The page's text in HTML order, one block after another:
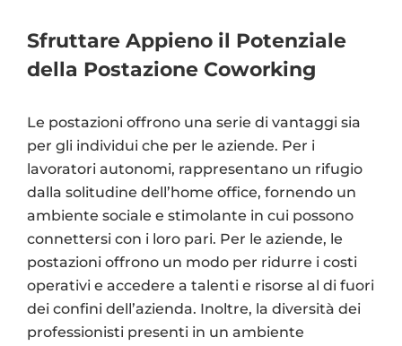
Sfruttare Appieno il Potenziale
della Postazione Coworking
Le postazioni offrono una serie di vantaggi sia
per gli individui che per le aziende. Per i
lavoratori autonomi, rappresentano un rifugio
dalla solitudine dell’home office, fornendo un
ambiente sociale e stimolante in cui possono
connettersi con i loro pari. Per le aziende, le
postazioni offrono un modo per ridurre i costi
operativi e accedere a talenti e risorse al di fuori
dei confini dell’azienda. Inoltre, la diversità dei
professionisti presenti in un ambiente